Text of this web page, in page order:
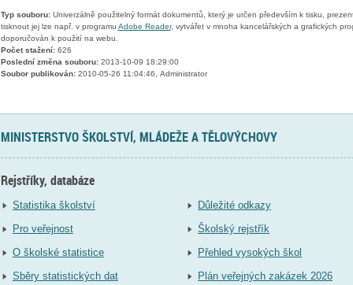
Typ souboru:Univerzálně použitelný formát dokumentů, který je určen především k tisku,
tisknout jej lze např. v programu Adobe Reader, vytvářet v mnoha kancelářských a grafických
doporučován k použití na webu.
Počet stažení:626
Poslední změna souboru:2013-10-09 18:29:00
Soubor publikován:2010-05-26 11:04:46, Administrator
MINISTERSTVO ŠKOLSTVÍ, MLÁDEŽE A TĚLOVÝCHOVY
Rejstříky, databáze
Statistika školství
Pro veřejnost
O školské statistice
Sběry statistických dat
Důležité odkazy
Školský rejstřík
Přehled vysokých škol
Plán veřejných zakázek 2026